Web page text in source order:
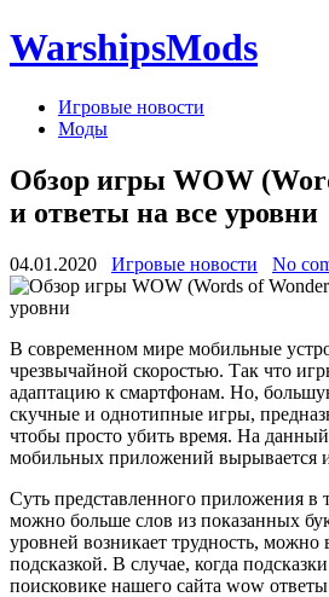
WarshipsMods
Игровые новости
Моды
Обзор игры WOW
и ответы на все уровни
04.01.2020 Игровые новости No
В современном мире мобильные
чрезвычайной скоростью. Так что
адаптацию к смартфонам. Но,
скучные и однотипные игры,
чтобы просто убить время. На
мобильных приложений вырывается
Суть представленного приложения в
можно больше слов из показанных
уровней возникает трудность, можно
подсказкой. В случае, когда
поисковике нашего сайта wow